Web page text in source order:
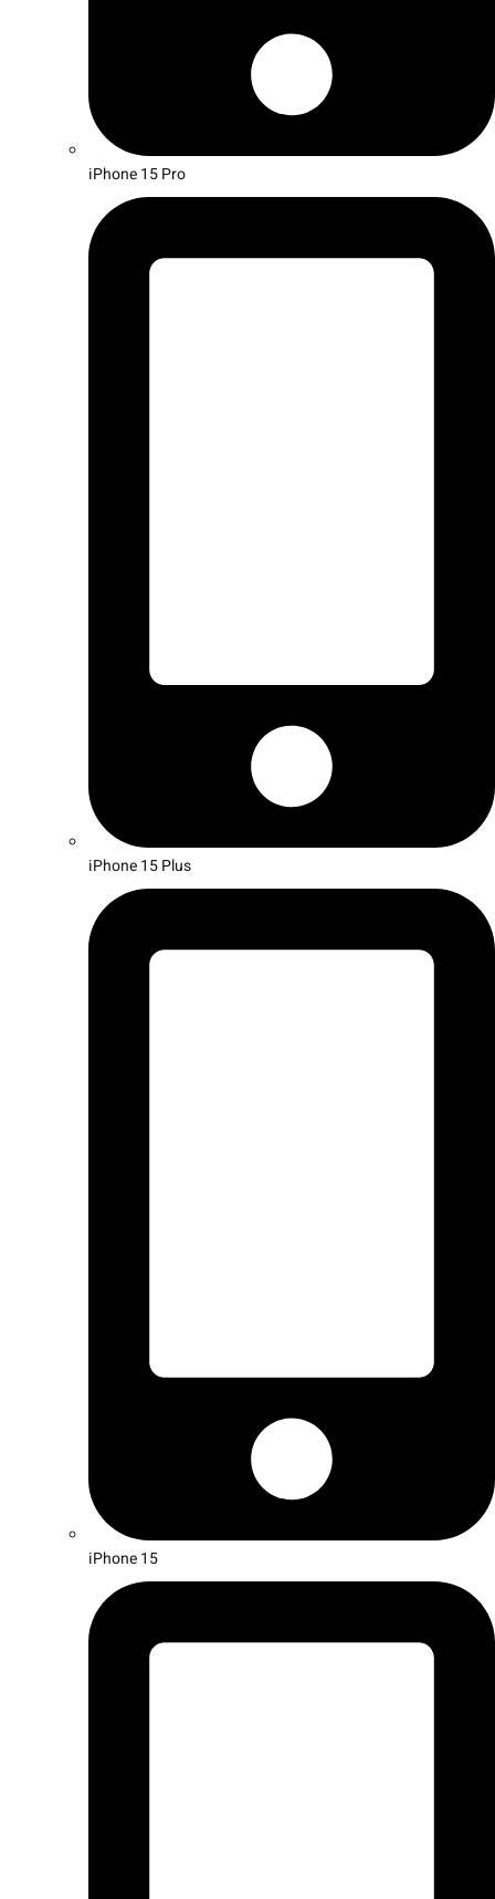
iPhone 15 Pro
iPhone 15 Plus
iPhone 15